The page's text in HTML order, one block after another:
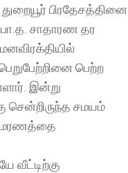
பிரதேசத்தினை
சாதாரண தர
பெற்ற
இன்று
சென்றிருந்த சமயம்
வீட்டிற்கு